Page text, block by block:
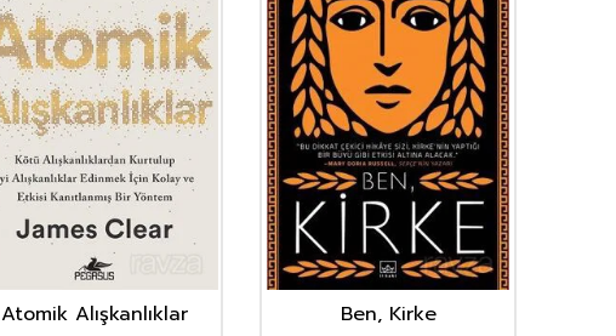
Atomik Alışkanlıklar Ben, Kirke